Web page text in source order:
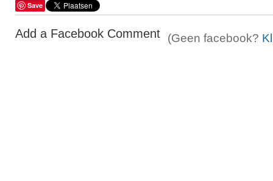
Save
Add a Facebook Comment (Geen facebook?